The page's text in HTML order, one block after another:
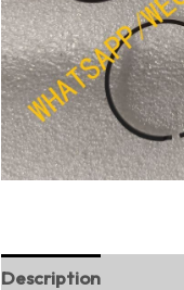
Description